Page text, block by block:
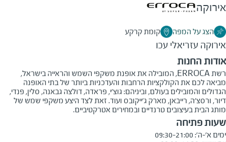
אירוקה
הצג על המפה קומת קרקע
אירוקה עזריאלי עכו
אודות החנות
רשת ERROCA, המובילה את אופנת משקפי השמש והראייה בישראל,
מביאה לכם את הקולקציות הרחבות והעדכניות ביותר של בתי האופנה
הגדולים והמובילים בעולם, וביניהם: גוצ'י, פראדה, דולצה גבאנה, סלין, פנדי,
דיור, ורסצ'ה, רייבאן, מארק ג'ייקובס ועוד. זאת לצד היצע משקפי שמש של
מותג הבית בעיצובים טרנדיים ובמחירים אטרקטיביים.
שעות פתיחה